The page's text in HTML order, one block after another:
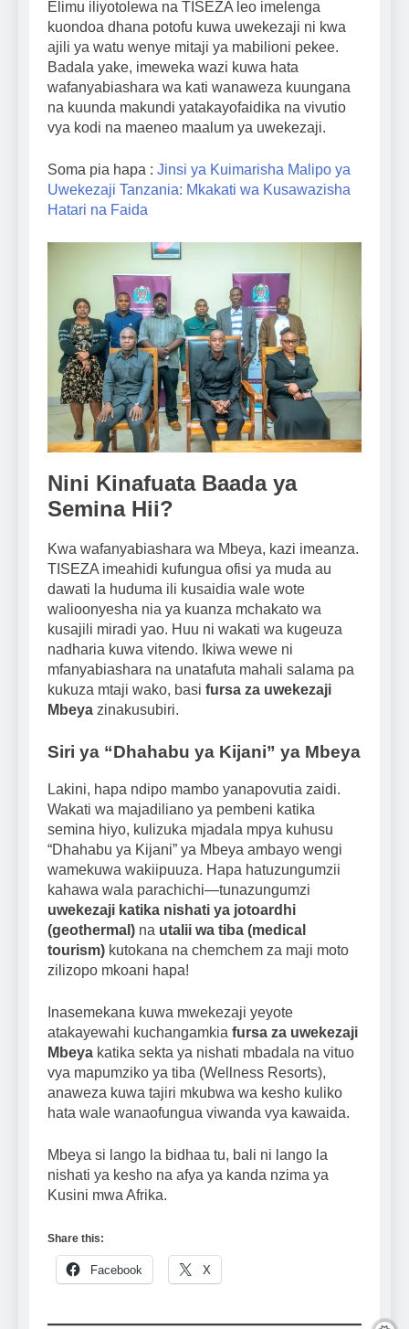
Elimu iliyotolewa na TISEZA leo imelenga
kuondoa dhana potofu kuwa uwekezaji ni kwa
ajili ya watu wenye mitaji ya mabilioni pekee.
Badala yake, imeweka wazi kuwa hata
wafanyabiashara wa kati wanaweza kuungana
na kuunda makundi yatakayofaidika na vivutio
vya kodi na maeneo maalum ya uwekezaji.
Soma pia hapa : Jinsi ya Kuimarisha Malipo ya
Uwekezaji Tanzania: Mkakati wa Kusawazisha
Hatari na Faida
Nini Kinafuata Baada ya
Semina Hii?
Kwa wafanyabiashara wa Mbeya, kazi imeanza.
TISEZA imeahidi kufungua ofisi ya muda au
dawati la huduma ili kusaidia wale wote
walioonyesha nia ya kuanza mchakato wa
kusajili miradi yao. Huu ni wakati wa kugeuza
nadharia kuwa vitendo. Ikiwa wewe ni
mfanyabiashara na unatafuta mahali salama pa
kukuza mtaji wako, basi fursa za uwekezaji
Mbeya zinakusubiri.
Siri ya “Dhahabu ya Kijani” ya Mbeya
Lakini, hapa ndipo mambo yanapovutia zaidi.
Wakati wa majadiliano ya pembeni katika
semina hiyo, kulizuka mjadala mpya kuhusu
“Dhahabu ya Kijani” ya Mbeya ambayo wengi
wamekuwa wakiipuuza. Hapa hatuzungumzii
kahawa wala parachichi—tunazungumzi
uwekezaji katika nishati ya jotoardhi
(geothermal) na utalii wa tiba (medical
tourism) kutokana na chemchem za maji moto
zilizopo mkoani hapa!
Inasemekana kuwa mwekezaji yeyote
atakayewahi kuchangamkia fursa za uwekezaji
Mbeya katika sekta ya nishati mbadala na vituo
vya mapumziko ya tiba (Wellness Resorts),
anaweza kuwa tajiri mkubwa wa kesho kuliko
hata wale wanaofungua viwanda vya kawaida.
Mbeya si lango la bidhaa tu, bali ni lango la
nishati ya kesho na afya ya kanda nzima ya
Kusini mwa Afrika.
Share this:
Facebook X